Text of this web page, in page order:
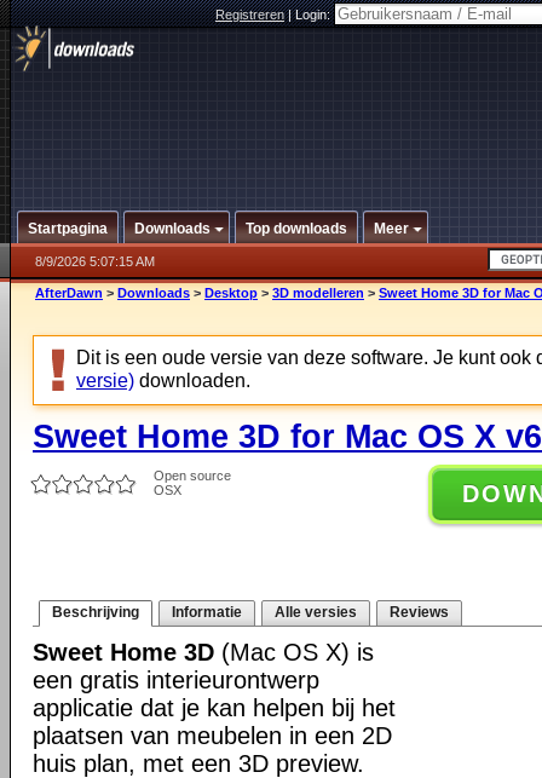
Registreren|Login:
Startpagina Downloads Top downloads Meer
8/9/2026 5:07:15 AM
AfterDawn > Downloads > Desktop > 3D modelleren > Sweet Home 3D for Mac
Dit is een oude versie van deze software. Je kunt ook
versie) downloaden.
Sweet Home 3D for Mac OS X
Open source
OSX
Beschrijving Informatie Alle versies Reviews
Sweet Home 3D (Mac OS X) is
een gratis interieurontwerp
applicatie dat je kan helpen bij het
plaatsen van meubelen in een 2D
huis plan, met een 3D preview.